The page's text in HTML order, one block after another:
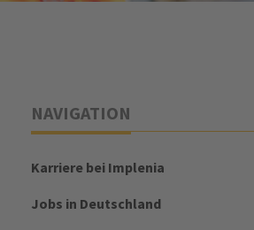
NAVIGATION
Karriere bei Implenia
Jobs in Deutschland